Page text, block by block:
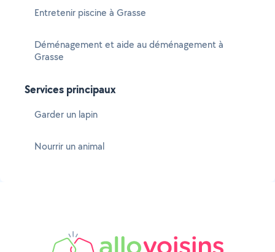
Entretenir piscine à Grasse
Déménagement et aide au déménagement à
Grasse
Services principaux
Garder un lapin
Nourrir un animal